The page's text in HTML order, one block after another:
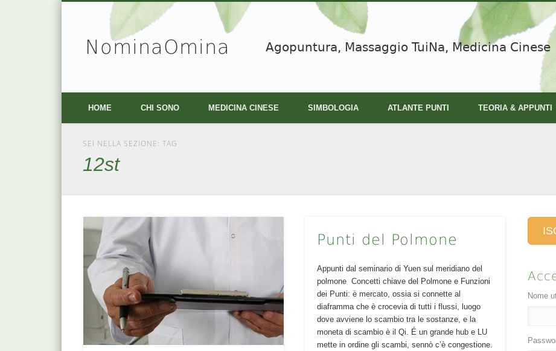
NominaOmina Agopuntura, Massaggio TuiNa, Medicina Cinese
Vimeo
HOME CHI SONO MEDICINA CINESE SIMBOLOGIA ATLANTE PUNTI TEORIA & APPUNTI
SEI NELLA SEZIONE: TAG
12st
Punti del Polmone
Appunti dal seminario di Yuen sul meridiano del
polmone Concetti chiave del Polmone e Funzioni
dei Punti: è mercato, ossia si connette al
diaframma che è crocevia di tutti i flussi, luogo
dove avviene lo scambio tra le sostanze, e la
moneta di scambio è il Qi. É un grande hub e LU
mette in ordine gli scambi, sennò c’è congestione.
Nome